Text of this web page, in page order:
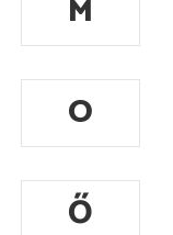
M
O
Ő